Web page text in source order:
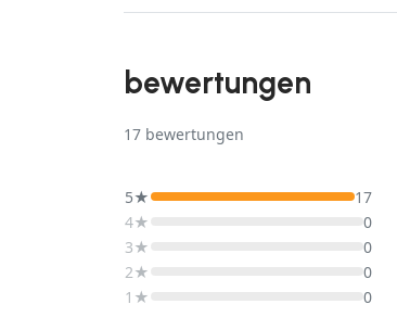
bewertungen
17 bewertungen
5★
17
4★
0
3★
0
2★
0
1★
0